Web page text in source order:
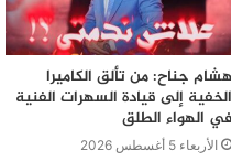
هشام جناح: من تألق الكاميرا
الخفية إلى قيادة السهرات الفنية
في الهواء الطلق
الأربعاء 5 أغسطس 2026